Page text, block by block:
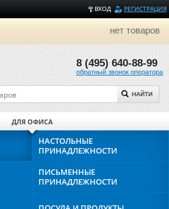
ВХОД РЕГИСТРАЦИЯ
нет товаров
8 (495) 640-88-99
обратный звонок оператора
НАЙТИ
ДЛЯ ОФИСА
НАСТОЛЬНЫЕ
ПРИНАДЛЕЖНОСТИ
ПИСЬМЕННЫЕ
ПРИНАДЛЕЖНОСТИ